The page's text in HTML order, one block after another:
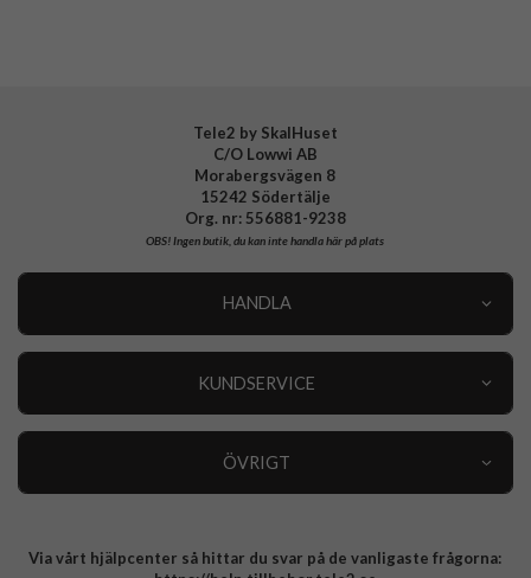
Tele2 by SkalHuset
C/O Lowwi AB
Morabergsvägen 8
15242 Södertälje
Org. nr: 556881-9238
OBS!Ingen butik, du kan inte handla här på plats
HANDLA
KUNDSERVICE
ÖVRIGT
Integritetspolicy
Via vårt hjälpcenter så hittar du svar på de vanligaste frågorna: